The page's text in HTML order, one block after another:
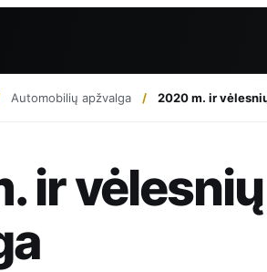
Automobilių apžvalga 2020 m. ir
ir